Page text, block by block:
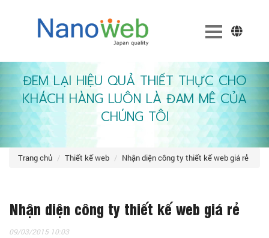
ĐEM LẠI HIỆU QUẢ THIẾT THỰC CHO
KHÁCH HÀNG LUÔN LÀ ĐAM MÊ CỦA
CHÚNG TÔI
trang chủ thiết kế web nhận diện công ty thiết kế web giá rẻ
Nhận diện công ty thiết kế web giá rẻ
09/03/2015 10:03